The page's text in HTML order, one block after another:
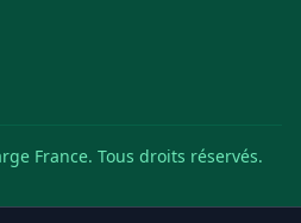
France. Tous droits réservés.